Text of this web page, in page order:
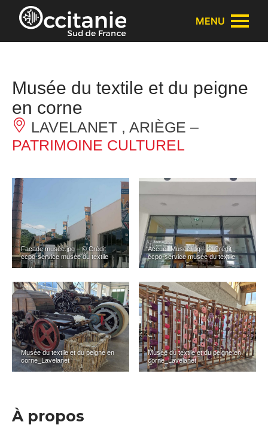
Panneau de gestion des cookies
MENU
Musée du textile et du peigne
en corne
LAVELANET , ARIÈGE –
PATRIMOINE CULTUREL
Facade musée.jpg – © Crédit
ccpo-service musée du textile
Accueil Musée.jpg – © Crédit
ccpo-service musée du textile
Musée du textile et du peigne en
corne_Lavelanet
Musée du textile et du peigne en
corne_Lavelanet
À propos